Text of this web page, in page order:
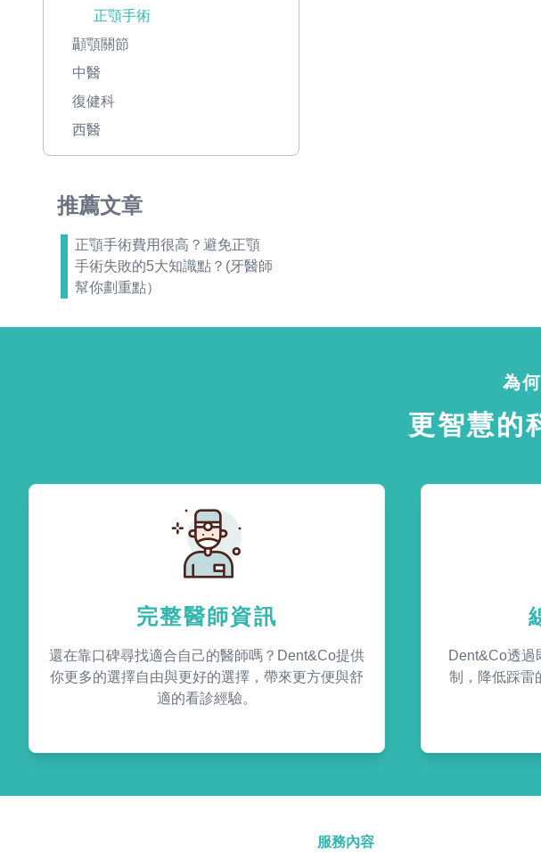
正顎手術
顳顎關節
中醫
復健科
西醫
推薦文章
正顎手術費用很高？避免正顎
手術失敗的5大知識點？(牙醫師
幫你劃重點）
為
更智慧的
完整醫師資訊
還在靠口碑尋找適合自己的醫師嗎？Dent&Co提供
你更多的選擇自由與更好的選擇，帶來更方便與舒
適的看診經驗。
Dent&Co透過
制，降低踩雷
服務內容